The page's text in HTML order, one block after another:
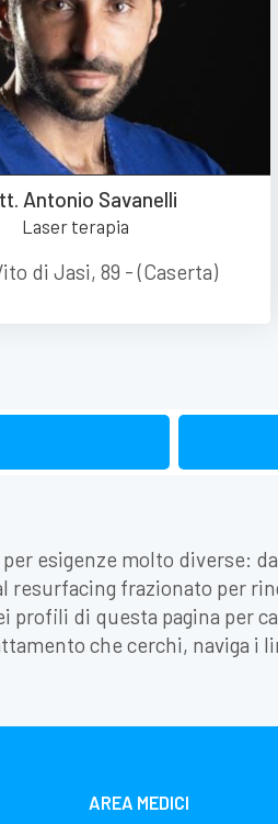
Antonio Savanelli
Laser terapia
di Jasi, 89 - (Caserta)
esigenze molto diverse:
frazionato per
di questa pagina per
che cerchi, naviga i
AREA MEDICI